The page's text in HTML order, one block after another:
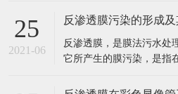
出水水质好。 2、工业食品超纯水设备多采用多
预处理，能有效去除原水
沙、异味等杂质，处理后
25
2021-06
反渗透膜污染的形成
反渗透膜，是膜法污水处
它所产生的膜污染，是指
让膜孔径变小或者是阻塞